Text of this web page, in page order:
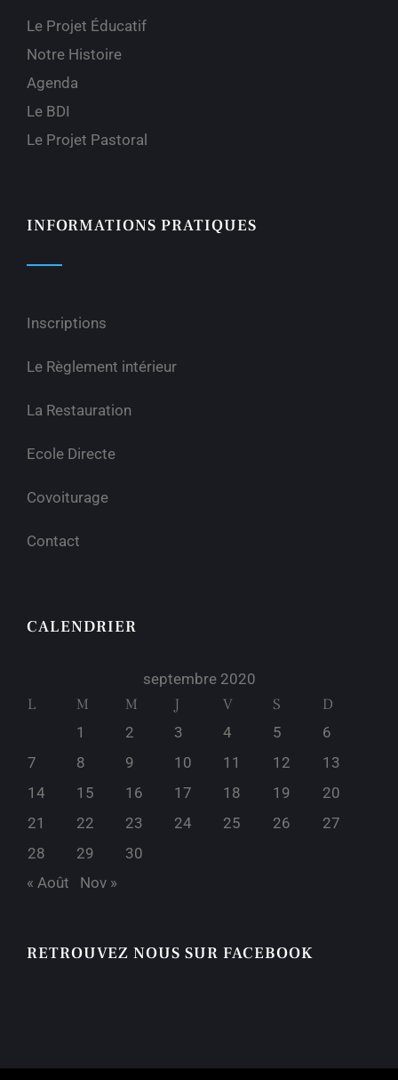
Le Projet Éducatif
Notre Histoire
Agenda
Le BDI
Le Projet Pastoral
INFORMATIONS PRATIQUES
Inscriptions
Le Règlement intérieur
La Restauration
Ecole Directe
Covoiturage
Contact
CALENDRIER
septembre 2020
L M M J V S D
1 2 3 4 5
6
7
8 9 10 11 12
13
14
15 16 17 18 19
20
21
22 23 24 25 26
27
28
29
30
« Août
Nov »
RETROUVEZ NOUS SUR FACEBOOK